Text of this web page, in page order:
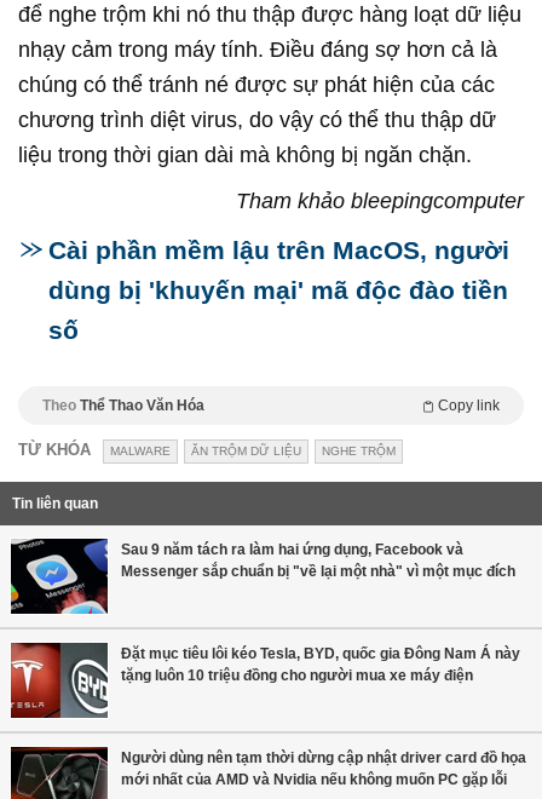
để nghe trộm khi nó thu thập được hàng loạt dữ liệu
nhạy cảm trong máy tính. Điều đáng sợ hơn cả là
chúng có thể tránh né được sự phát hiện của các
chương trình diệt virus, do vậy có thể thu thập dữ
liệu trong thời gian dài mà không bị ngăn chặn.
Tham khảo bleepingcomputer
Cài phần mềm lậu trên MacOS, người
dùng bị 'khuyến mại' mã độc đào tiền
số
Theo Thể Thao Văn Hóa Copy link
TỪ KHÓA MALWARE ĂN TRỘM DỮ LIỆU NGHE TRỘM
Tin liên quan
Sau 9 năm tách ra làm hai ứng dụng, Facebook và
Messenger sắp chuẩn bị "về lại một nhà" vì một mục đích
Đặt mục tiêu lôi kéo Tesla, BYD, quốc gia Đông Nam Á này
tặng luôn 10 triệu đồng cho người mua xe máy điện
Người dùng nên tạm thời dừng cập nhật driver card đồ họa
mới nhất của AMD và Nvidia nếu không muốn PC gặp lỗi